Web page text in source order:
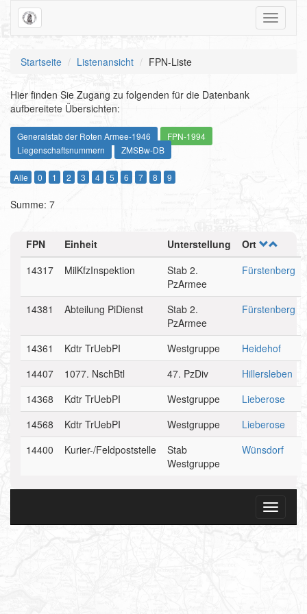
Toggle
Startseite Listenansicht FPN-Liste
Hier finden Sie Zugang zu folgenden für die Datenbank
aufbereitete Übersichten:
Generalstab der Roten Armee-1946
FPN-1994
Liegenschaftsnummern
ZMSBw-DB
Alle 0 1 2 3 4 5 6 7 8 9
Summe: 7
FPN Einheit Unterstellung
Ort
14317
MilKfzInspektion
Stab 2.
PzArmee
Fürstenberg
14381 Abteilung PiDienst
Stab 2.
PzArmee
Fürstenberg
14361 Kdtr TrUebPI Westgruppe
Heidehof
14407
1077. NschBtl 47. PzDiv
Hillersleben
14368
Kdtr TrUebPI Westgruppe
Lieberose
14568
Kdtr TrUebPI Westgruppe
Lieberose
14400
Kurier-/Feldpoststelle
Stab
Westgruppe
Wünsdorf